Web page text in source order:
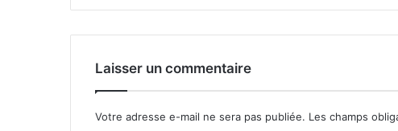
Laisser un commentaire
Votre adresse e-mail ne sera pas publiée. Les champs